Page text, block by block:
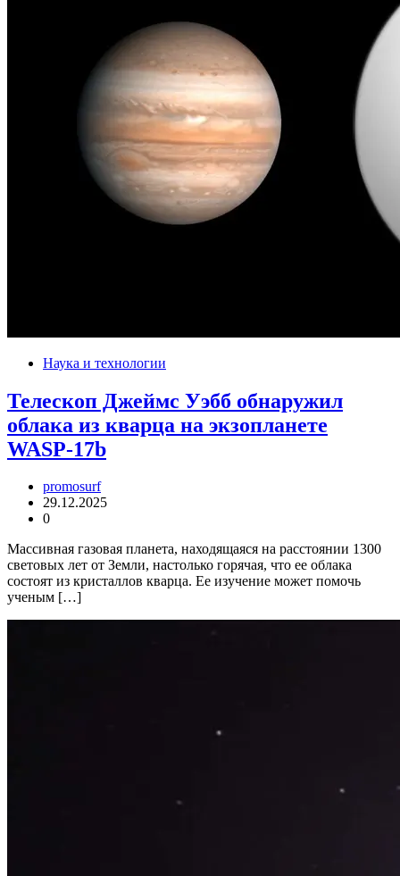
Наука и технологии
Телескоп Джеймс Уэбб обнаружил
облака из кварца на экзопланете
WASP-17b
promosurf
29.12.2025
0
Массивная газовая планета, находящаяся на расстоянии 1300
световых лет от Земли, настолько горячая, что ее облака
состоят из кристаллов кварца. Ее изучение может помочь
ученым […]